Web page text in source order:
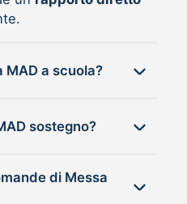
Chi può inviare una MAD a scuola?
sostegno?
di Messa